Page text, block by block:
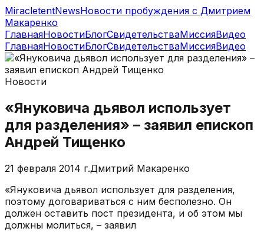
MiracletentNewsНовости пробуждения с Дмитрием
Макаренко
ГлавнаяНовостиБлогСвидетельстваМиссияВидео
ГлавнаяНовостиБлогСвидетельстваМиссияВидео
Новости
«Януковича дьявол использует
для разделения» – заявил епископ
Андрей Тищенко
21 февраля 2014 г.Дмитрий Макаренко
«Януковича дьявол использует для разделения,
поэтому договариваться с ним бесполезно. Он
должен оставить пост президента, и об этом мы
должны молиться, – заявил